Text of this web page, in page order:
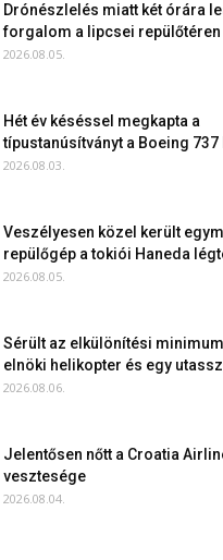
Drónészlelés miatt két órára
forgalom a lipcsei repülőtéren
2026.08.05.
Hét év késéssel megkapta a
típustanúsítványt a Boeing 737
2026.08.03.
Veszélyesen közel került
repülőgép a tokiói Haneda
2026.08.05.
Sérült az elkülönítési
elnöki helikopter és egy
2026.08.06.
Jelentősen nőtt a Croatia
vesztesége
2026.08.04.